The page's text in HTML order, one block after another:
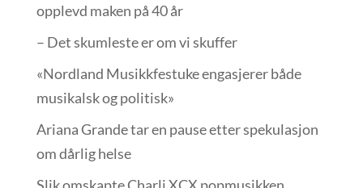
opplevd maken på 40 år
– Det skumleste er om vi skuffer
«Nordland Musikkfest­uke engasjerer både
musikalsk og politisk»
Ariana Grande tar en pause etter spekulasjon
om dårlig helse